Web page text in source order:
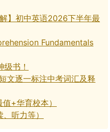
解】初中英语2026下半年最
Fundamentals
书！
逐一标注中考词汇及释
+华育校本）
听力等）